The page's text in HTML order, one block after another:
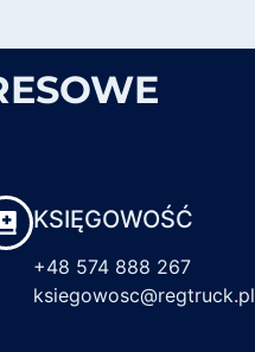
KSIĘGOWOŚĆ
+48 574 888 267
ksiegowosc@regtruck.pl